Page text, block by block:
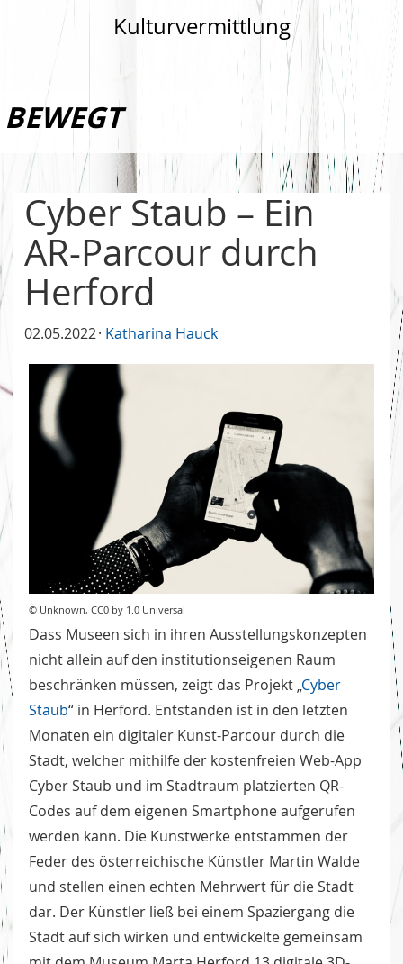
Kulturvermittlung
BEWEGT
Cyber Staub – Ein
AR-Parcour durch
Herford
02.05.2022 Katharina Hauck
© Unknown, CC0 by 1.0 Universal
Dass Museen sich in ihren Ausstellungskonzepten
nicht allein auf den institutionseigenen Raum
beschränken müssen, zeigt das Projekt „Cyber
Staub“ in Herford. Entstanden ist in den letzten
Monaten ein digitaler Kunst-Parcour durch die
Stadt, welcher mithilfe der kostenfreien Web-App
Cyber Staub und im Stadtraum platzierten QR-
Codes auf dem eigenen Smartphone aufgerufen
werden kann. Die Kunstwerke entstammen der
Feder des österreichische Künstler Martin Walde
und stellen einen echten Mehrwert für die Stadt
dar. Der Künstler ließ bei einem Spaziergang die
Stadt auf sich wirken und entwickelte gemeinsam